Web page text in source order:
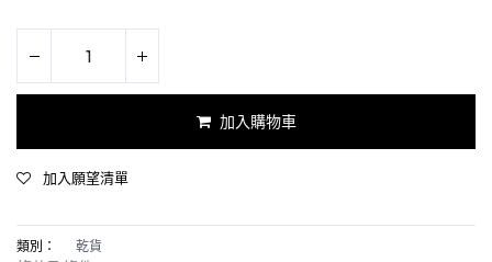
加入購物車
加入願望清單
類別： 乾貨